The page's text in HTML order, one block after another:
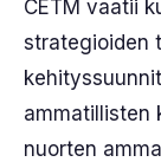
CETM vaatii
strategioiden
ammatillisten
nuorten